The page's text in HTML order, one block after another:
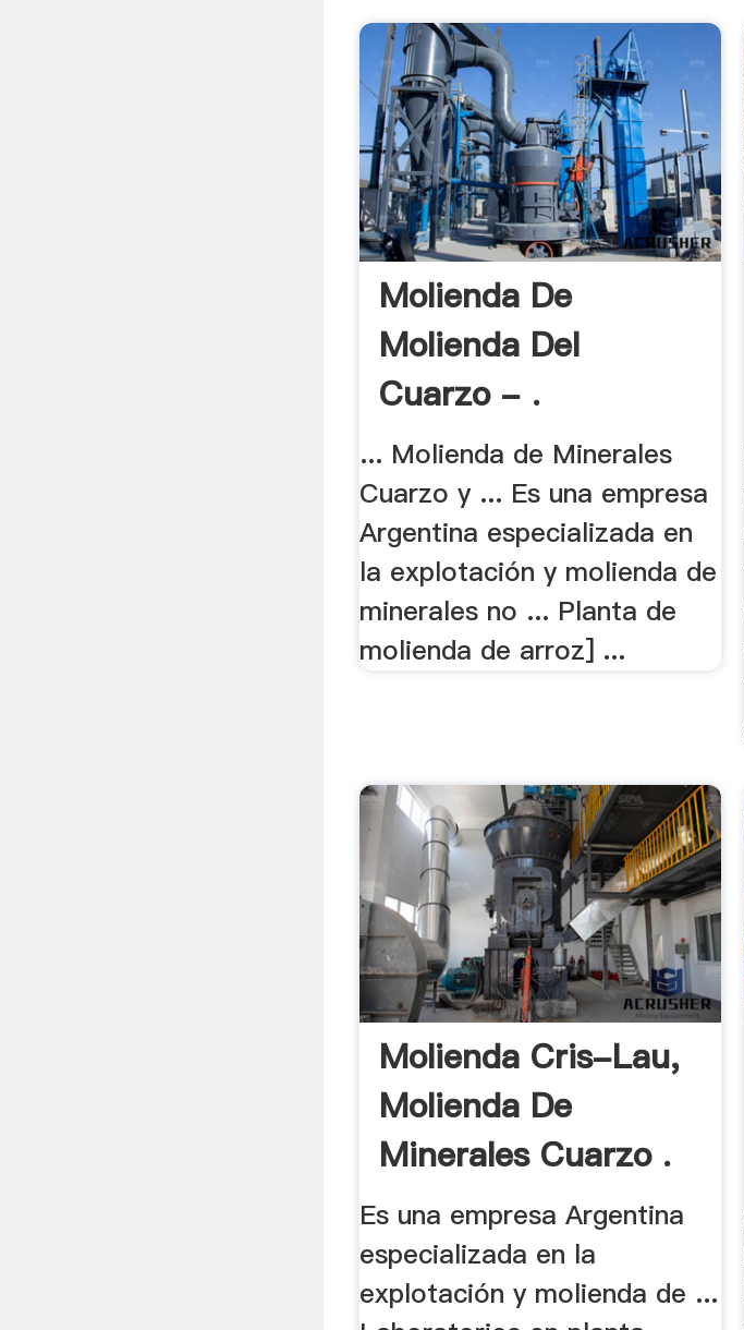
Molienda De
Molienda Del
Cuarzo - .
... Molienda de Minerales
Cuarzo y ... Es una empresa
Argentina especializada en
la explotación y molienda de
minerales no ... Planta de
molienda de arroz] ...
Molienda Cris-Lau,
Molienda De
Minerales Cuarzo .
Es una empresa Argentina
especializada en la
explotación y molienda de ...